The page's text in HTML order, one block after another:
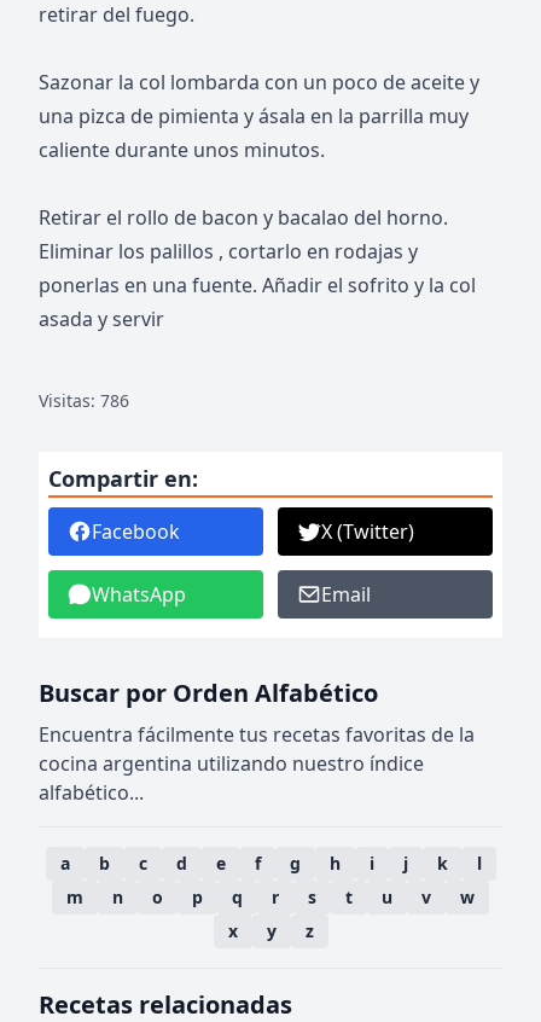
retirar del fuego.
Sazonar la col lombarda con un poco de aceite y
una pizca de pimienta y ásala en la parrilla muy
caliente durante unos minutos.
Retirar el rollo de bacon y bacalao del horno.
Eliminar los palillos , cortarlo en rodajas y
ponerlas en una fuente. Añadir el sofrito y la col
asada y servir
Visitas: 786
Compartir en:
Facebook X (Twitter)
WhatsApp Email
Buscar por Orden Alfabético
Encuentra fácilmente tus recetas favoritas de la
cocina argentina utilizando nuestro índice
alfabético...
a b c d e f g h i j k
l
m
n o p q r s t u v
w
x
y z
Recetas relacionadas